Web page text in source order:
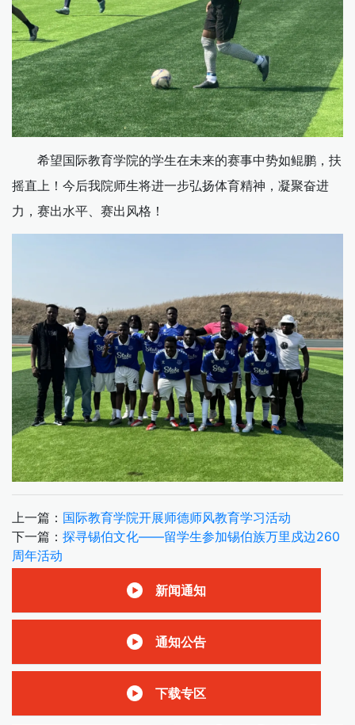
希望国际教育学院的学生在未来的赛事中势如鲲鹏，扶
摇直上！今后我院师生将进一步弘扬体育精神，凝聚奋进
力，赛出水平、赛出风格！
上一篇： 国际教育学院开展师德师风教育学习活动
下一篇： 探寻锡伯文化——留学生参加锡伯族万里戍边260
周年活动
新闻通知
通知公告
下载专区